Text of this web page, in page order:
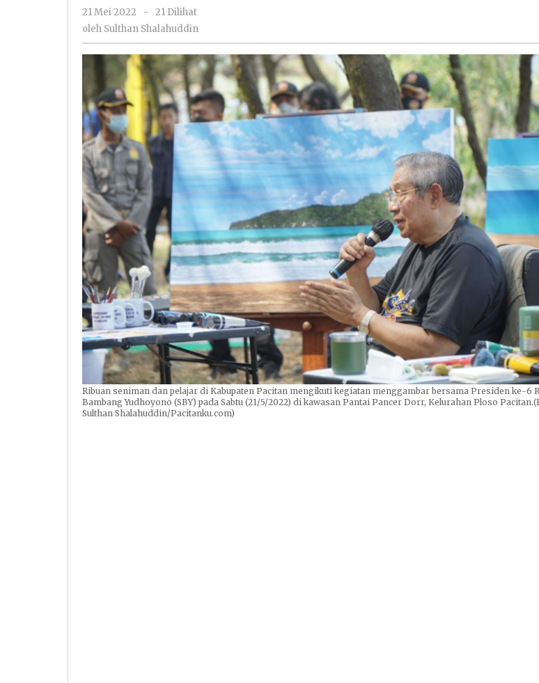
21 Mei 2022
oleh
Sulthan
-
21 Dilihat
oleh Sulthan Shalahuddin
Ribuan seniman dan pelajar di Kabupaten Pacitan mengikuti kegiatan menggambar bersama Presiden ke-6
Bambang Yudhoyono (SBY) pada Sabtu (21/5/2022) di kawasan Pantai Pancer Dorr, Kelurahan Ploso
Sulthan Shalahuddin/Pacitanku.com)